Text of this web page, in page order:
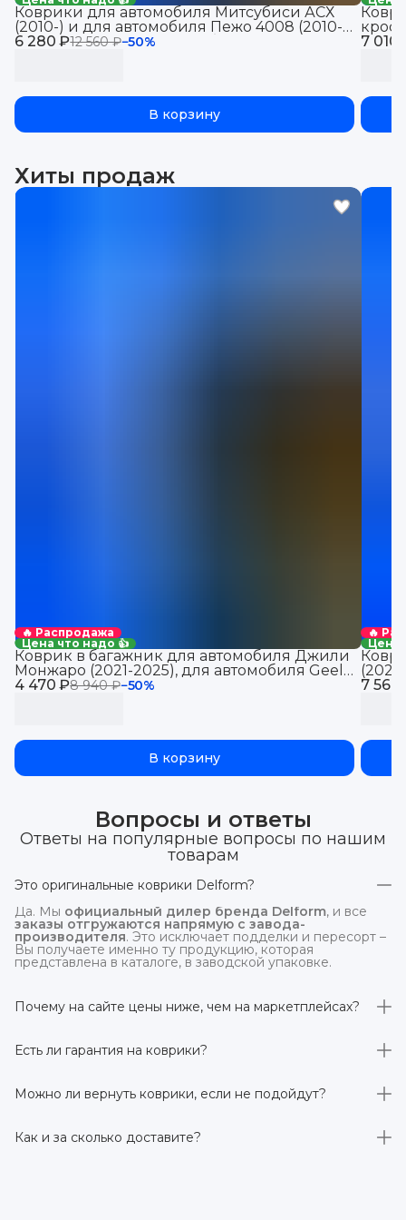
6 280 ₽12 560 ₽−50%
Коврики для автомобиля Митсубиси АСХ
(2010-) и для автомобиля Пежо 4008 (2010-
17) Mitsubishi & Peugeot с бортиками, эва,
В корзину
7 010
Хиты продаж
🔥 Распродажа
Цена что надо 👍
4 470 ₽8 940 ₽−50%
Коврик в багажник для автомобиля Джили
Монжаро (2021-2025), для автомобиля Geely
Monjaro, EVA 3D
В корзину
🔥
Цена
7 560
Вопросы и ответы
Ответы на популярные вопросы по нашим
товарам
Это оригинальные коврики Delform?
Да. Мы официальный дилер бренда Delform, и все
заказы отгружаются напрямую с завода-
производителя. Это исключает подделки и пересорт –
Вы получаете именно ту продукцию, которая
представлена в каталоге, в заводской упаковке.
Почему на сайте цены ниже, чем на маркетплейсах?
отгрузка идётнапрямую со склада производителя
без посредников.
Есть ли гарантия на коврики?
производителя 3 года. Если в течение этого срока
обнаружится производственный дефект – заменим
Можно ли вернуть коврики, если не подойдут?
заказанного дистанционно,без объяснения причин –
при условии сохранения товарного вида. Если коврик не
Как и за сколько доставите?